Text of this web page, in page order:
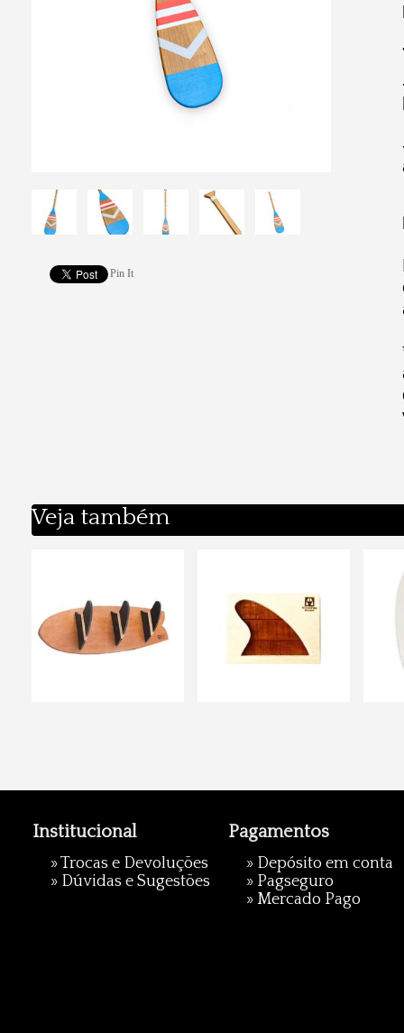
Pin It
Veja também
Institucional
»Trocas e Devoluções
» Dúvidas e Sugestões
Pagamentos
» Depósito em conta
» Pagseguro
» Mercado Pago